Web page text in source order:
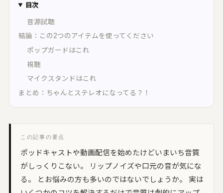
オーディオ｜配置・動きを記録・5.1〜
・ADM/BW64
SPATIAL
整合｜スポットを整え、立体音響で書き出
キャプチャー
FIELD
キング一致率｜2D/3D で音場を予測
ANALYZER
アナログ
オープンリール・レストア・レコード
目次
音源試聴
結論：この2つのアイテムを使ってください
ポップガードはこれ
視聴
マイクスタンドはこれ
まとめ：ちゃんとステレオになってる？！
この記事の要点
ポッドキャストや動画配信を始めたけどいまいち音質
がしっくりこない。 リップノイズや口元の音が気にな
る。 とお悩みの方も多いのではないでしょうか。 実は